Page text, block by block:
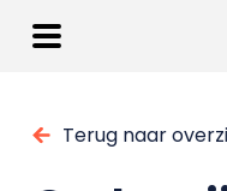
Terug naar